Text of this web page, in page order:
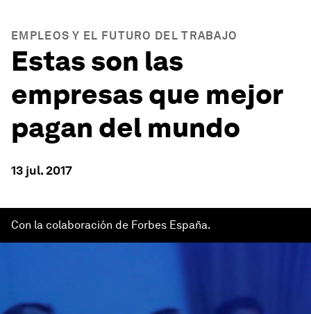
EMPLEOS Y EL FUTURO DEL TRABAJO
Estas son las
empresas que mejor
pagan del mundo
13 jul. 2017
Con la colaboración de Forbes España.